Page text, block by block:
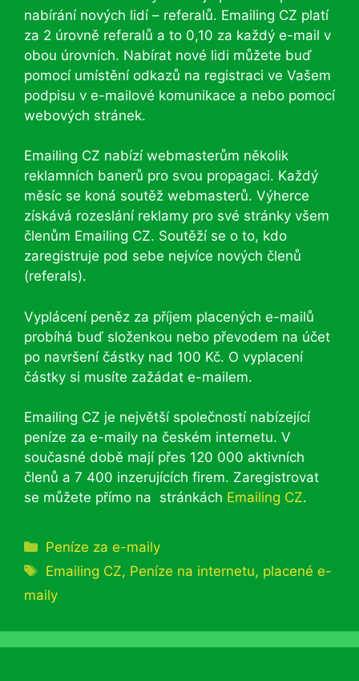
nabírání nových lidí – referalů. Emailing CZ platí
za 2 úrovně referalů a to 0,10 za každý e-mail v
obou úrovních. Nabírat nové lidi můžete buď
pomocí umístění odkazů na registraci ve Vašem
podpisu v e-mailové komunikace a nebo pomocí
webových stránek.
Emailing CZ nabízí webmasterům několik
reklamních banerů pro svou propagaci. Každý
měsíc se koná soutěž webmasterů. Výherce
získává rozeslání reklamy pro své stránky všem
členům Emailing CZ. Soutěží se o to, kdo
zaregistruje pod sebe nejvíce nových členů
(referals).
Vyplácení peněz za příjem placených e-mailů
probíhá buď složenkou nebo převodem na účet
po navršení částky nad 100 Kč. O vyplacení
částky si musíte zažádat e-mailem.
Emailing CZ je největší společností nabízející
peníze za e-maily na českém internetu. V
současné době mají přes 120 000 aktivních
členů a 7 400 inzerujících firem. Zaregistrovat
se můžete přímo na stránkách Emailing CZ.
Rubriky
Peníze za e-maily
Štítky
Emailing CZ, Peníze na internetu, placené e-
maily